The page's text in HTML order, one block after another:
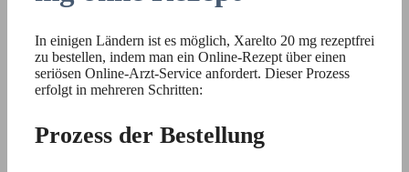
In einigen Ländern ist es möglich, Xarelto 20 mg rezeptfrei
zu bestellen, indem man ein Online-Rezept über einen
seriösen Online-Arzt-Service anfordert. Dieser Prozess
erfolgt in mehreren Schritten:
Prozess der Bestellung